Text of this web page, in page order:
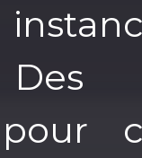
Des
pour